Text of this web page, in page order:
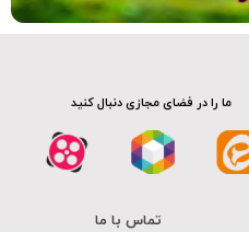
ما را در فضای مجازی دنبال کنید
تماس با ما